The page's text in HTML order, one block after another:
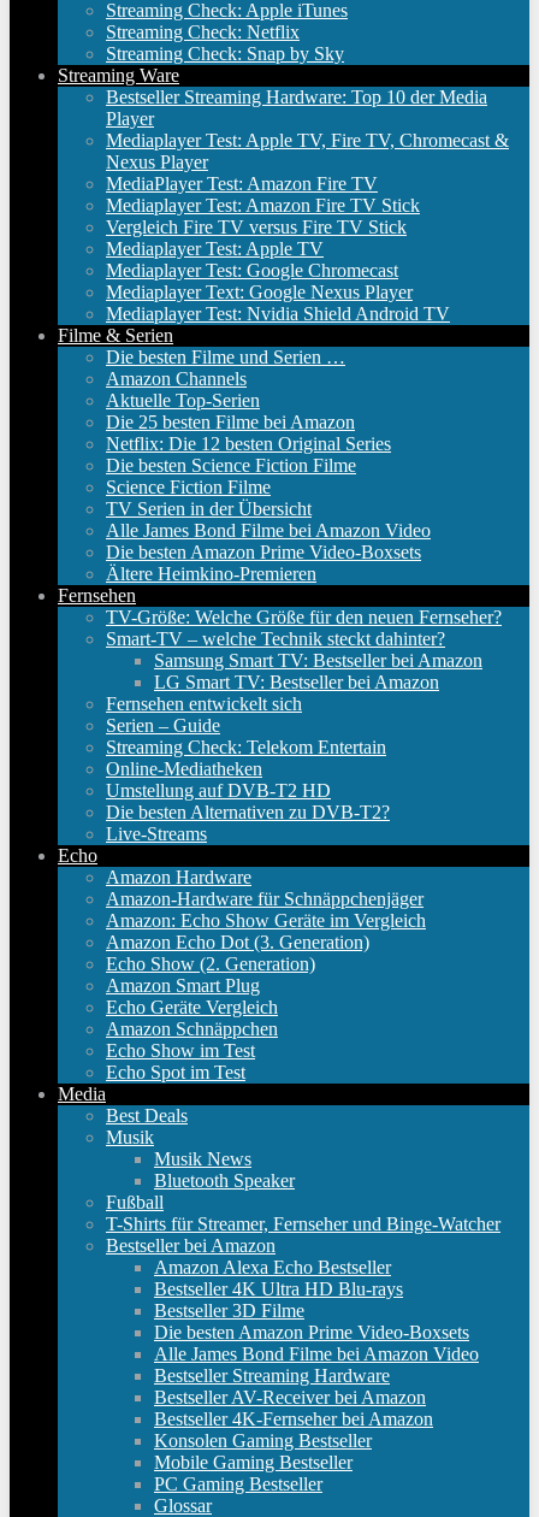
Streaming Check: Apple iTunes
Streaming Check: Netflix
Streaming Check: Snap by Sky
Streaming Ware
Bestseller Streaming Hardware: Top 10 der Media
Player
Mediaplayer Test: Apple TV, Fire TV, Chromecast &
Nexus Player
MediaPlayer Test: Amazon Fire TV
Mediaplayer Test: Amazon Fire TV Stick
Vergleich Fire TV versus Fire TV Stick
Mediaplayer Test: Apple TV
Mediaplayer Test: Google Chromecast
Mediaplayer Text: Google Nexus Player
Mediaplayer Test: Nvidia Shield Android TV
Filme & Serien
Die besten Filme und Serien …
Amazon Channels
Aktuelle Top-Serien
Die 25 besten Filme bei Amazon
Netflix: Die 12 besten Original Series
Die besten Science Fiction Filme
Science Fiction Filme
TV Serien in der Übersicht
Alle James Bond Filme bei Amazon Video
Die besten Amazon Prime Video-Boxsets
Ältere Heimkino-Premieren
Fernsehen
TV-Größe: Welche Größe für den neuen Fernseher?
Smart-TV – welche Technik steckt dahinter?
Samsung Smart TV: Bestseller bei Amazon
LG Smart TV: Bestseller bei Amazon
Fernsehen entwickelt sich
Serien – Guide
Streaming Check: Telekom Entertain
Online-Mediatheken
Umstellung auf DVB-T2 HD
Die besten Alternativen zu DVB-T2?
Live-Streams
Echo
Amazon Hardware
Amazon-Hardware für Schnäppchenjäger
Amazon: Echo Show Geräte im Vergleich
Amazon Echo Dot (3. Generation)
Echo Show (2. Generation)
Amazon Smart Plug
Echo Geräte Vergleich
Amazon Schnäppchen
Echo Show im Test
Echo Spot im Test
Media
Best Deals
Musik
Musik News
Bluetooth Speaker
Fußball
T-Shirts für Streamer, Fernseher und Binge-Watcher
Bestseller bei Amazon
Amazon Alexa Echo Bestseller
Bestseller 4K Ultra HD Blu-rays
Bestseller 3D Filme
Die besten Amazon Prime Video-Boxsets
Alle James Bond Filme bei Amazon Video
Bestseller Streaming Hardware
Bestseller AV-Receiver bei Amazon
Bestseller 4K-Fernseher bei Amazon
Konsolen Gaming Bestseller
Mobile Gaming Bestseller
PC Gaming Bestseller
Glossar